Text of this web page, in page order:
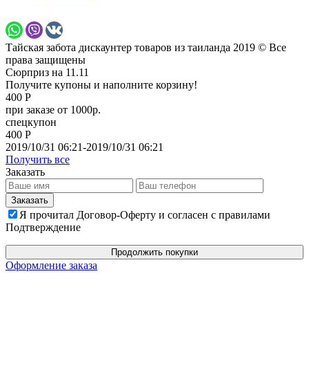
Тайская забота дискаунтер товаров из таиланда 2019 © Все
права защищены
Сюрприз на 11.11
Получите купоны и наполните корзину!
400 Р
при заказе от 1000р.
спецкупон
400 Р
2019/10/31 06:21-2019/10/31 06:21
Получить все
Заказать
Я прочитал Договор-Оферту и согласен с правилами
Подтверждение
Продолжить покупки
Оформление заказа